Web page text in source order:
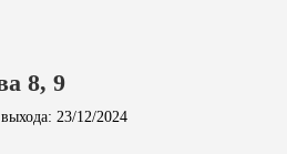
8, 9
23/12/2024